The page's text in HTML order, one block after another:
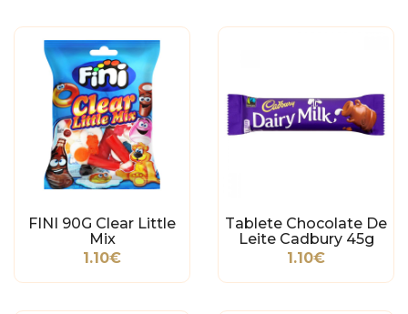
FINI 90G Clear Little
Mix
1.10€
Tablete Chocolate De
Leite Cadbury 45g
1.10€